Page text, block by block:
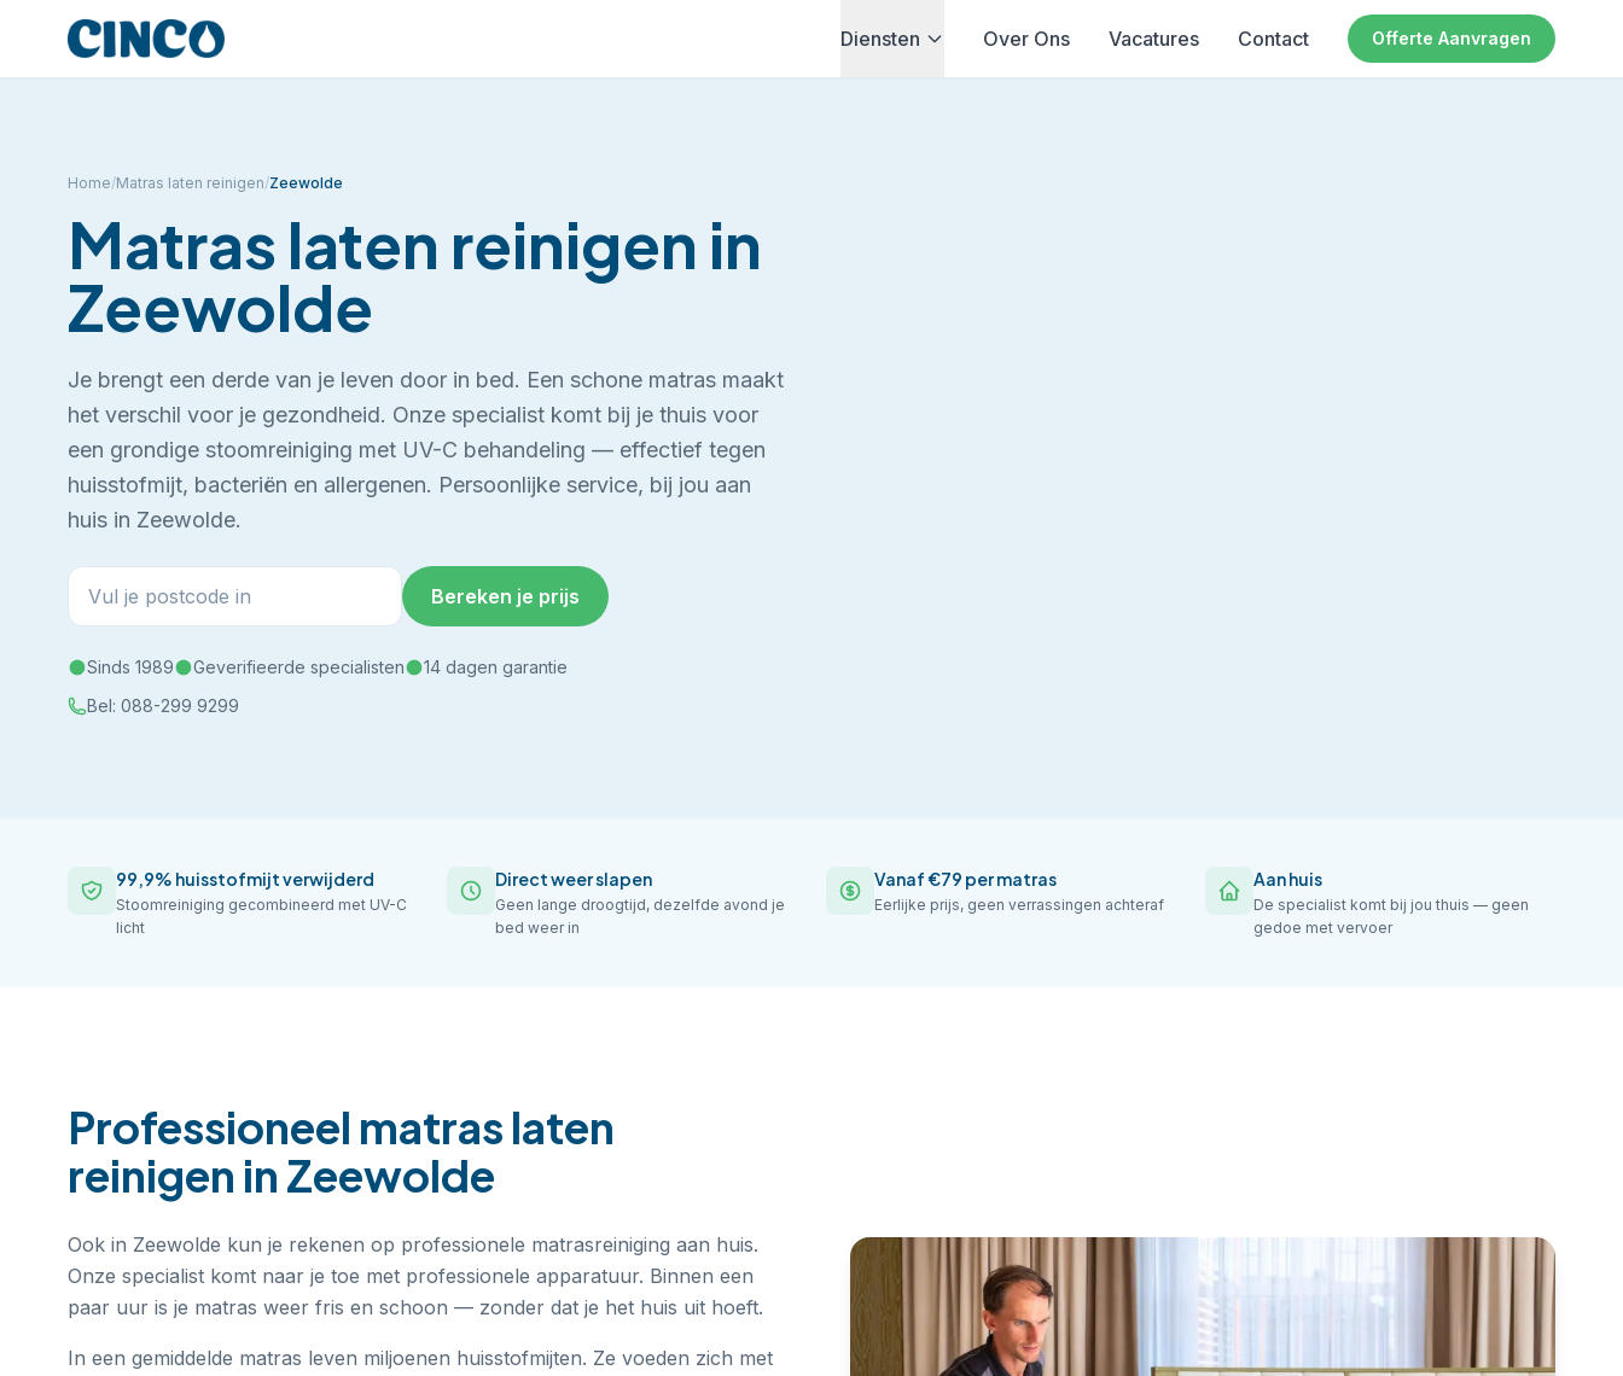
Diensten Over Ons Vacatures Contact Offerte Aanvragen
Home/Matras laten reinigen/Zeewolde
Matras laten reinigen in
Zeewolde
Je brengt een derde van je leven door in bed. Een schone matras maakt
het verschil voor je gezondheid. Onze specialist komt bij je thuis voor
een grondige stoomreiniging met UV-C behandeling — effectief tegen
huisstofmijt, bacteriën en allergenen. Persoonlijke service, bij jou aan
huis in Zeewolde.
Bereken je prijs
Sinds 1989 Geverifieerde specialisten
14 dagen garantie
Bel: 088-299 9299
99,9% huisstofmijt verwijderd
Stoomreiniging gecombineerd met UV-C
licht
Direct weer slapen
Geen lange droogtijd, dezelfde avond je
bed weer in
Vanaf €79 per matras
Eerlijke prijs, geen verrassingen achteraf
Aan huis
De specialist komt bij jou thuis — geen
gedoe met vervoer
Professioneel matras laten
reinigen in Zeewolde
Ook in Zeewolde kun je rekenen op professionele matrasreiniging aan huis.
Onze specialist komt naar je toe met professionele apparatuur. Binnen een
paar uur is je matras weer fris en schoon — zonder dat je het huis uit hoeft.
In een gemiddelde matras leven miljoenen huisstofmijten. Ze voeden zich met